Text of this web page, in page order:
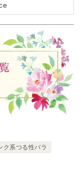
ク系つる性バラ